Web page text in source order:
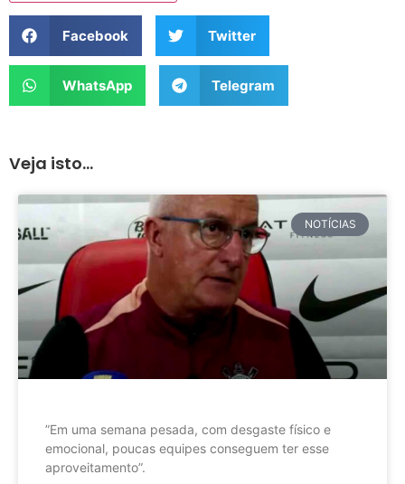
Facebook Twitter
WhatsApp Telegram
Veja isto...
NOTÍCIAS
”Em uma semana pesada, com desgaste físico e
emocional, poucas equipes conseguem ter esse
aproveitamento”.